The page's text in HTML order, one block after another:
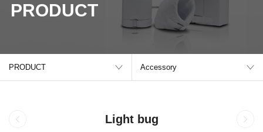
PRODUCT
PRODUCT Accessory
Light bug